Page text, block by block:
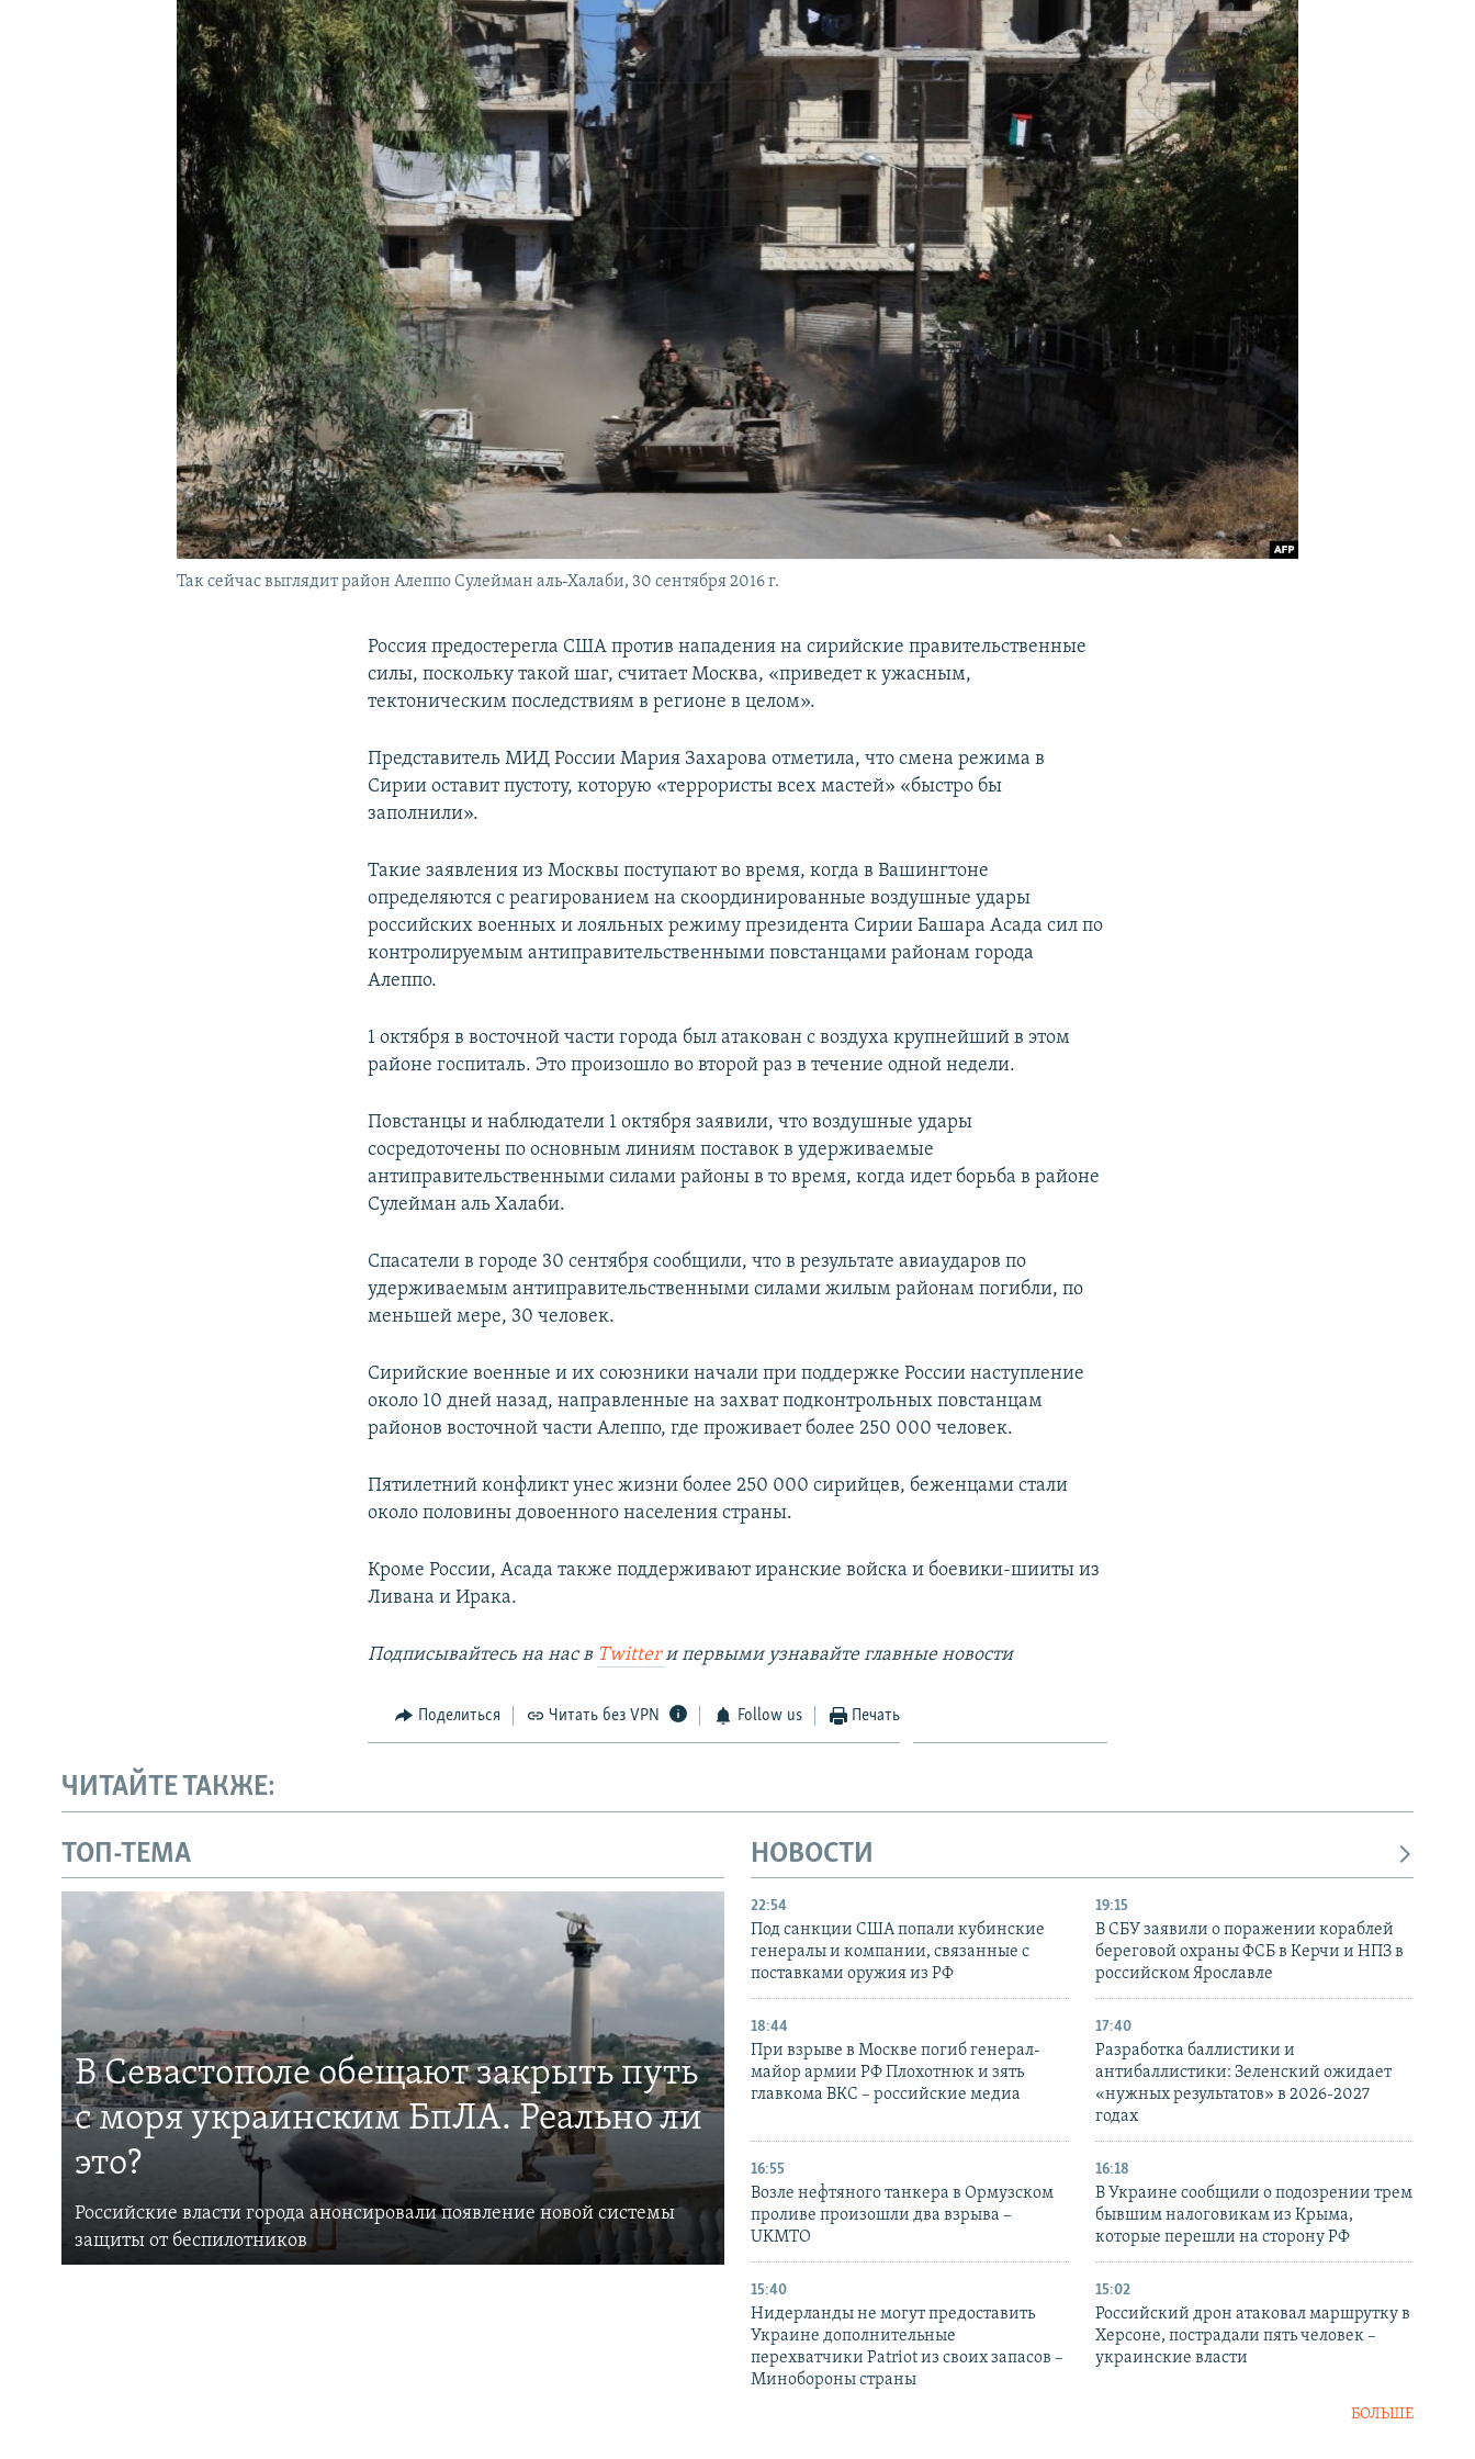
КРЫМ.НЕПОКОРЕННЫЙ
УКРАИНСКАЯ ПРОБЛЕМА КРЫМА
Так сейчас выглядит район Алеппо Сулейман аль-Халаби, 30 сентября 2016 г.
Россия предостерегла США против нападения на сирийские правительственные
силы, поскольку такой шаг, считает Москва, «приведет к ужасным,
тектоническим последствиям в регионе в целом».
Представитель МИД России Мария Захарова отметила, что смена режима в
Сирии оставит пустоту, которую «террористы всех мастей» «быстро бы
заполнили».
Такие заявления из Москвы поступают во время, когда в Вашингтоне
определяются с реагированием на скоординированные воздушные удары
российских военных и лояльных режиму президента Сирии Башара Асада сил по
контролируемым антиправительственными повстанцами районам города
Алеппо.
1 октября в восточной части города был атакован с воздуха крупнейший в этом
районе госпиталь. Это произошло во второй раз в течение одной недели.
Повстанцы и наблюдатели 1 октября заявили, что воздушные удары
сосредоточены по основным линиям поставок в удерживаемые
антиправительственными силами районы в то время, когда идет борьба в районе
Сулейман аль Халаби.
Спасатели в городе 30 сентября сообщили, что в результате авиаударов по
удерживаемым антиправительственными силами жилым районам погибли, по
меньшей мере, 30 человек.
Сирийские военные и их союзники начали при поддержке России наступление
около 10 дней назад, направленные на захват подконтрольных повстанцам
районов восточной части Алеппо, где проживает более 250 000 человек.
Пятилетний конфликт унес жизни более 250 000 сирийцев, беженцами стали
около половины довоенного населения страны.
Кроме России, Асада также поддерживают иранские войска и боевики-шииты из
Ливана и Ирака.
Подписывайтесь на наc в Twitterи первыми узнавайте главные новости
Поделиться Читать без VPN Follow us Печать
ЧИТАЙТЕ ТАКЖЕ:
ТОП-ТЕМА
В Севастополе обещают закрыть путь
с моря украинским БпЛА. Реально ли
это?
Российские власти города анонсировали появление новой системы
защиты от беспилотников
НОВОСТИ
22:54
Под санкции США попали кубинские
генералы и компании, связанные с
поставками оружия из РФ
19:15
В СБУ заявили о поражении кораблей
береговой охраны ФСБ в Керчи и НПЗ в
российском Ярославле
18:44
При взрыве в Москве погиб генерал-
майор армии РФ Плохотнюк и зять
главкома ВКС – российские медиа
17:40
Разработка баллистики и
антибаллистики: Зеленский ожидает
«нужных результатов» в 2026-2027
годах
16:55
Возле нефтяного танкера в Ормузском
проливе произошли два взрыва –
UKMTO
16:18
В Украине сообщили о подозрении трем
бывшим налоговикам из Крыма,
которые перешли на сторону РФ
15:40
Нидерланды не могут предоставить
Украине дополнительные
перехватчики Patriot из своих запасов –
Минобороны страны
15:02
Российский дрон атаковал маршрутку в
Херсоне, пострадали пять человек –
украинские власти
БОЛЬШЕ